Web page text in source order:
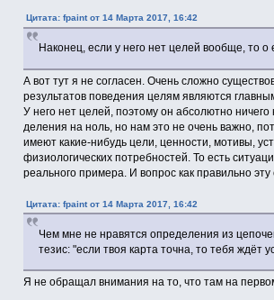
Цитата: fpaint от 14 Марта 2017, 16:42
Наконец, если у него нет целей вообще, то о
А вот тут я не согласен. Очень сложно
результатов поведения целям являются
У него нет целей, поэтому он абсолютно
деления на ноль, но нам это не очень важно,
имеют какие-нибудь цели, ценности, мотивы,
физиологических потребностей. То есть
реального примера. И вопрос как правильно
Цитата: fpaint от 14 Марта 2017, 16:42
Чем мне не нравятся определения из
тезис: "если твоя карта точна, то тебя ждёт
Я не обращал внимания на то, что там на